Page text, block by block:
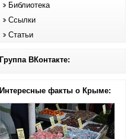
Библиотека
Ссылки
Статьи
Группа ВКонтакте:
Интересные факты о Крыме: